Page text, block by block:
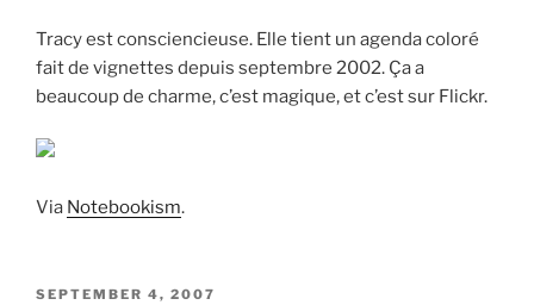
Tracy est consciencieuse. Elle tient un agenda coloré
fait de vignettes depuis septembre 2002. Ça a
beaucoup de charme, c’est magique, et c’est sur Flickr.
Via Notebookism.
POSTED
SEPTEMBER 4, 2007